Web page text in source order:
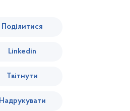
Поділитися
Linkedin
Твітнути
Надрукувати